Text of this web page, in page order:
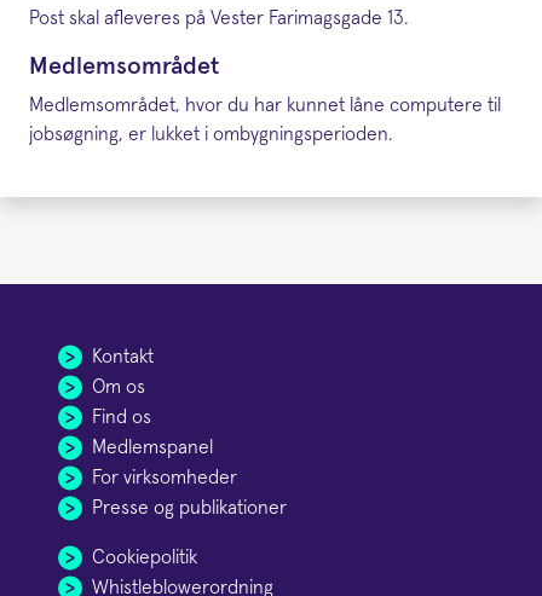
Post skal afleveres på Vester Farimagsgade 13.
Medlemsområdet
Medlemsområdet, hvor du har kunnet låne computere til
jobsøgning, er lukket i ombygningsperioden.
Kontakt
Om os
Find os
Medlemspanel
For virksomheder
Presse og publikationer
Cookiepolitik
Whistleblowerordning